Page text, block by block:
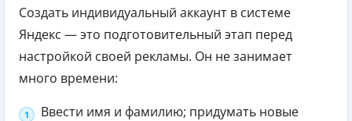
Создать индивидуальный аккаунт в системе
Яндекс — это подготовительный этап перед
настройкой своей рекламы. Он не занимает
много времени:
Ввести имя и фамилию; придумать новые